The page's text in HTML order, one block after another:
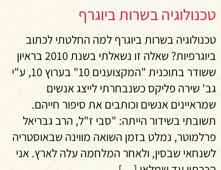
טכנולוגיה בשרות ביוגרף
טכנולוגיה בשרות ביוגרף למה החלטתי לכתוב
ביוגרפיות? שאלה זו נשאלתי בשנת 2010 בראיון
ששודר בתוכנית "המקצוענים 10" בערוץ 10, ע"י
גב' שירה פליקס כשנבחרתי לייצג אנשים
שמראיינים אנשים וכותבים את סיפור חייהם.
תשובתי בשידור הייתה: "סבי ז"ל, הרב גבריאל
פרלמוטר, נמלט בזמן השואה מווינה שבאוסטריה
לשנחאי שבסין, ולאחר המלחמה עלה לארץ. אני